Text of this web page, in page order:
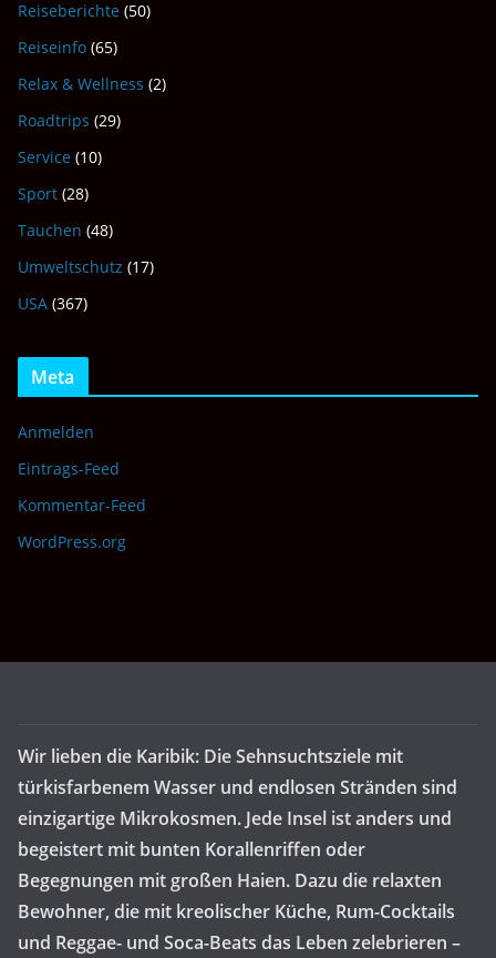
Reiseberichte (50)
Reiseinfo (65)
Relax & Wellness (2)
Roadtrips (29)
Service (10)
Sport (28)
Tauchen (48)
Umweltschutz (17)
USA (367)
Meta
Anmelden
Eintrags-Feed
Kommentar-Feed
WordPress.org
Wir lieben die Karibik: Die Sehnsuchtsziele mit
türkisfarbenem Wasser und endlosen Stränden sind
einzigartige Mikrokosmen. Jede Insel ist anders und
begeistert mit bunten Korallenriffen oder
Begegnungen mit großen Haien. Dazu die relaxten
Bewohner, die mit kreolischer Küche, Rum-Cocktails
und Reggae- und Soca-Beats das Leben zelebrieren –